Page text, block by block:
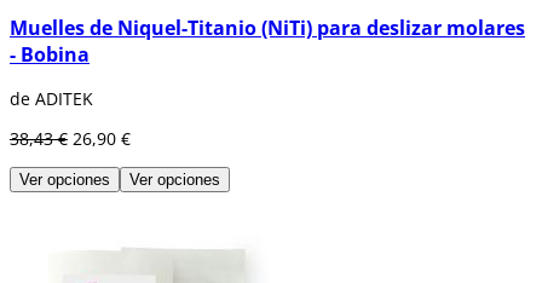
Muelles de Niquel-Titanio (NiTi) para deslizar molares
- Bobina
de ADITEK
38,43 € 26,90 €
Ver opciones Ver opciones